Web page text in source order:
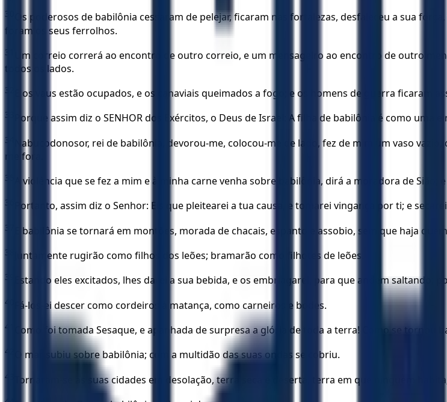
30
Os poderosos de babilônia cessaram de pelejar, ficaram nas fortalezas, desfaleceu a sua
foram os seus ferrolhos.
31
Um correio correrá ao encontro de outro correio, e um mensageiro ao encontro de outro
todos os lados.
32 E os vaus estão ocupados, e os canaviais queimados a fogo; e os homens de guerra ficaram
33 Porque assim diz o SENHOR dos Exércitos, o Deus de Israel: A filha de babilônia é como
34
Nabucodonosor, rei de babilônia, devorou-me, colocou-me de lado, fez de mim um vaso
me fora.
35 A violência que se fez a mim e à minha carne venha sobre babilônia, dirá a moradora de
36 Portanto, assim diz o Senhor: Eis que pleitearei a tua causa, e tomarei vingança por ti; e
37 E babilônia se tornará em montões, morada de chacais, espanto e assobio, sem que haja
38 Juntamente rugirão como filhos dos leões; bramarão como filhotes de leões.
39 Estando eles excitados, lhes darei a sua bebida, e os embriagarei, para que andem
40 Fá-los-ei descer como cordeiros à matança, como carneiros e bodes.
41 Como foi tomada Sesaque, e apanhada de surpresa a glória de toda a terra! Como se tornou
42 O mar subiu sobre babilônia; com a multidão das suas ondas se cobriu.
43 Tornaram-se as suas cidades em desolação, terra seca e deserta, terra em que ninguém